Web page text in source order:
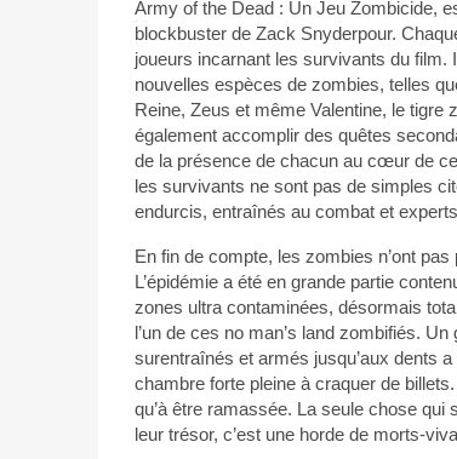
Army of the Dead : Un Jeu Zombicide,
blockbuster de Zack Snyderpour.
joueurs incarnant les survivants du film.
nouvelles espèces de zombies, telles
Reine, Zeus et même Valentine, le tigre
également accomplir des quêtes
de la présence de chacun au cœur de
les survivants ne sont pas de simples
endurcis, entraînés au combat et
En fin de compte, les zombies n’ont
L’épidémie a été en grande partie
zones ultra contaminées, désormais
l’un de ces no man’s land zombifiés.
surentraînés et armés jusqu’aux dents
chambre forte pleine à craquer de
qu’à être ramassée. La seule chose
leur trésor, c’est une horde de morts-